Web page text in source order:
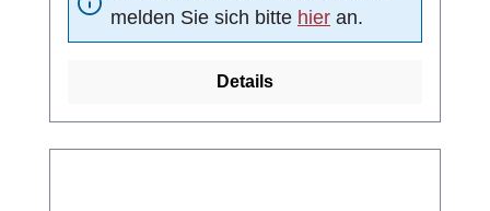
melden Sie sich bitte hier an.
Details